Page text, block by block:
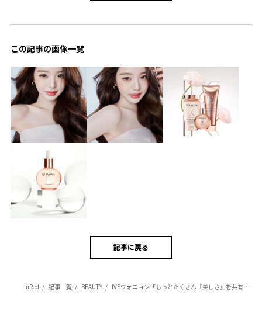
この記事の画像一覧
記事に戻る
InRed 記事一覧 BEAUTY IVEウォニョン「もっとたくさん『美しさ』を共有できるのが楽しみで仕方がありません」【ケラスターゼ】日本ローカルアンバサダーに就任！